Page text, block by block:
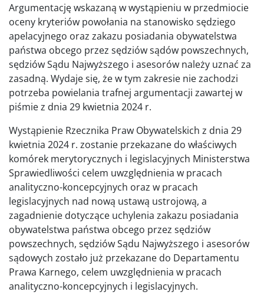
Argumentację wskazaną w wystąpieniu w przedmiocie
oceny kryteriów powołania na stanowisko sędziego
apelacyjnego oraz zakazu posiadania obywatelstwa
państwa obcego przez sędziów sądów powszechnych,
sędziów Sądu Najwyższego i asesorów należy uznać za
zasadną. Wydaje się, że w tym zakresie nie zachodzi
potrzeba powielania trafnej argumentacji zawartej w
piśmie z dnia 29 kwietnia 2024 r.
Wystąpienie Rzecznika Praw Obywatelskich z dnia 29
kwietnia 2024 r. zostanie przekazane do właściwych
komórek merytorycznych i legislacyjnych Ministerstwa
Sprawiedliwości celem uwzględnienia w pracach
analityczno-koncepcyjnych oraz w pracach
legislacyjnych nad nową ustawą ustrojową, a
zagadnienie dotyczące uchylenia zakazu posiadania
obywatelstwa państwa obcego przez sędziów
powszechnych, sędziów Sądu Najwyższego i asesorów
sądowych zostało już przekazane do Departamentu
Prawa Karnego, celem uwzględnienia w pracach
analityczno-koncepcyjnych i legislacyjnych.